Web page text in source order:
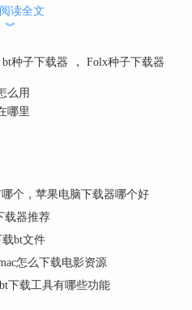
夹上方即可完成Folx的安
读全文
︾
bt种子下载器 ， Folx种子下载器
么用
哪里
个，苹果电脑下载器哪个好
载器推荐
载bt文件
怎么下载电影资源
下载工具有哪些功能